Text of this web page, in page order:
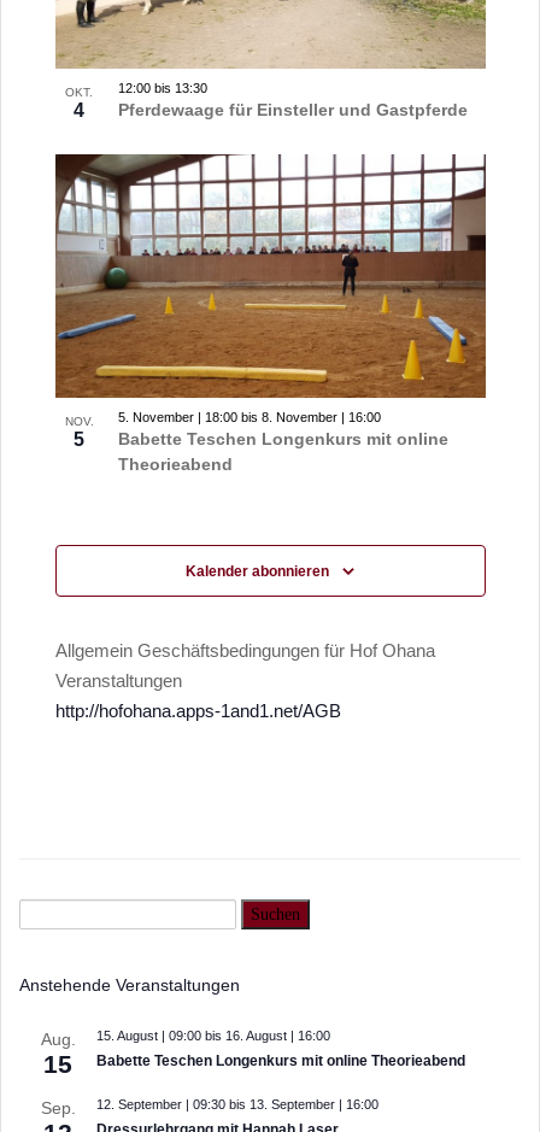
OKT.
4 Pferdewaage für Einsteller und Gastpferde
12:00 bis 13:30
NOV.
5
Babette Teschen Longenkurs mit online
Theorieabend
5. November | 18:00bis 8. November | 16:00
Kalender abonnieren
Allgemein Geschäftsbedingungen für Hof Ohana
Veranstaltungen
http://hofohana.apps-1and1.net/AGB
Anstehende Veranstaltungen
Aug.
15
15. August | 09:00 bis 16. August | 16:00
Babette Teschen Longenkurs mit online Theorieabend
Sep. 12. September | 09:30 bis 13. September | 16:00